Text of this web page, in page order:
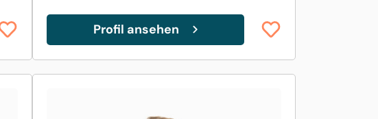
Profil ansehen